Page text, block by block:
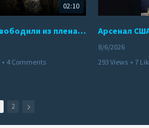
02:10
300 человек освободили из плена террористов. Невероятная история спасения
• 4 Comments
8/6/2026
293 Views • 7
2